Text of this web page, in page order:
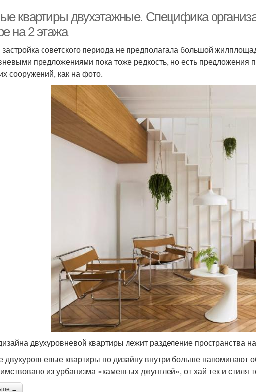
квартиры двухэтажные. Специфика
на 2 этажа
застройка советского периода не предполагала большой
предложениями пока тоже редкость, но есть
сооружений, как на фото.
двухуровневой квартиры лежит разделение пространства
двухуровневые квартиры по дизайну внутри больше напоминают
из урбанизма «каменных джунглей», от хай тек и стиля
→